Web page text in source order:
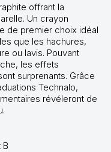
offrant la
Un crayon
de premier choix idéal
que les hachures,
ou lavis. Pouvant
les effets
surprenants. Grâce
Technalo,
révéleront de
B